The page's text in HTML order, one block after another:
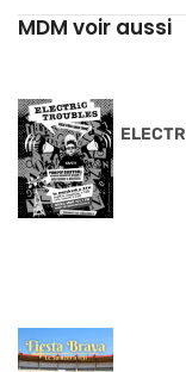
MDM voir aussi